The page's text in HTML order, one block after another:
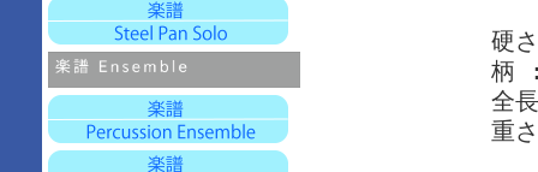
硬
柄
全
重